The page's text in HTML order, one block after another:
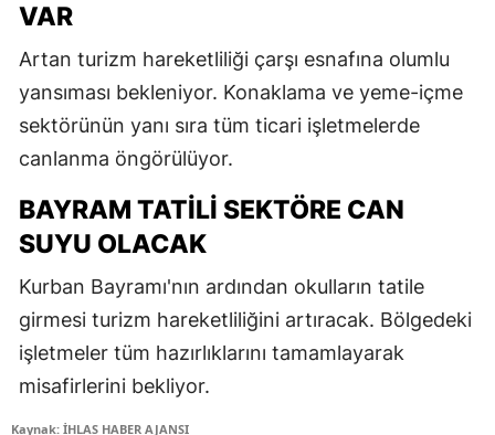
VAR
Artan turizm hareketliliği çarşı esnafına olumlu
yansıması bekleniyor. Konaklama ve yeme-içme
sektörünün yanı sıra tüm ticari işletmelerde
canlanma öngörülüyor.
BAYRAM TATILI SEKTÖRE CAN
SUYU OLACAK
Kurban Bayramı'nın ardından okulların tatile
girmesi turizm hareketliliğini artıracak. Bölgedeki
işletmeler tüm hazırlıklarını tamamlayarak
misafirlerini bekliyor.
Kaynak: İHLAS HABER AJANSI